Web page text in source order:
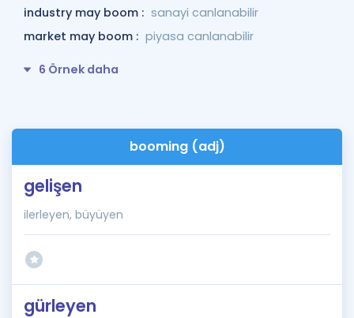
industry may boom : sanayi canlanabilir
market may boom : piyasa canlanabilir
6 Örnek daha
booming (adj)
gelişen
ilerleyen, büyüyen
gürleyen